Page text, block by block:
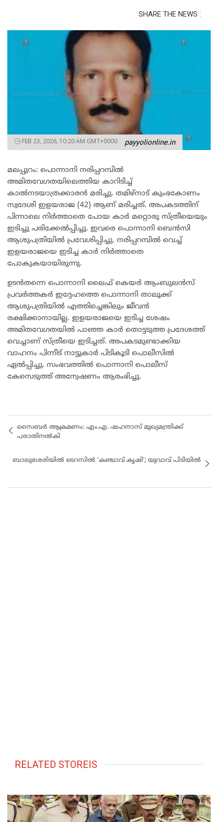
SHARE THE NEWS :
FEB 23, 2026, 10:20 AM GMT+0000 payyolionline.in
മലപ്പുറം: പൊന്നാനി നരിപ്പറമ്പില്‍
അമിതവേഗതയിലെത്തിയ കാറിടിച്ച്
കാല്‍നടയാത്രക്കാരന്‍ മരിച്ചു. തമിഴ്‌നാട് കുംഭകോണം
സ്വദേശി ഇളയരാജ (42) ആണ് മരിച്ചത്. അപകടത്തിന്
പിന്നാലെ നിര്‍ത്താതെ പോയ കാര്‍ മറ്റൊരു സ്ത്രീയെയും
ഇടിച്ചു പരിക്കേല്‍പ്പിച്ചു. ഇവരെ പൊന്നാനി ബെന്‍സി
ആശുപത്രിയില്‍ പ്രവേശിപ്പിച്ചു. നരിപ്പറമ്പില്‍ വെച്ച്
ഇളയരാജയെ ഇടിച്ച കാര്‍ നിര്‍ത്താതെ
പോകുകയായിരുന്നു.
ഉടന്‍തന്നെ പൊന്നാനി ലൈഫ് കെയര്‍ ആംബുലന്‍സ്
പ്രവര്‍ത്തകര്‍ ഇദ്ദേഹത്തെ പൊന്നാനി താലൂക്ക്
ആശുപത്രിയില്‍ എത്തിച്ചെങ്കിലും ജീവന്‍
രക്ഷിക്കാനായില്ല. ഇളയരാജയെ ഇടിച്ച ശേഷം
അമിതവേഗതയില്‍ പാഞ്ഞ കാര്‍ തൊട്ടടുത്ത പ്രദേശത്ത്
വെച്ചാണ് സ്ത്രീയെ ഇടിച്ചത്. അപകടമുണ്ടാക്കിയ
വാഹനം പിന്നീട് നാട്ടുകാര്‍ പിടികൂടി പൊലീസില്‍
ഏല്‍പ്പിച്ചു. സംഭവത്തില്‍ പൊന്നാനി പൊലീസ്
കേസെടുത്ത് അന്വേഷണം ആരംഭിച്ചു.
സൈബർ ആക്രമണം: എം.എ. ഷഹനാസ് മുഖ്യമന്ത്രിക്ക്
പരാതിനൽകി
ബാലുശേരിയിൽ ടെറസില്‍ ‘കഞ്ചാവ് കൃഷി’; യുവാവ് പിടിയിൽ
RELATED STOREIS